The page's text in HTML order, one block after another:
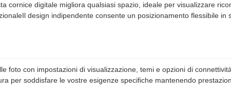
cornice digitale migliora qualsiasi spazio, ideale per visualizzare
design indipendente consente un posizionamento flessibile in
foto con impostazioni di visualizzazione, temi e opzioni di
per soddisfare le vostre esigenze specifiche mantenendo